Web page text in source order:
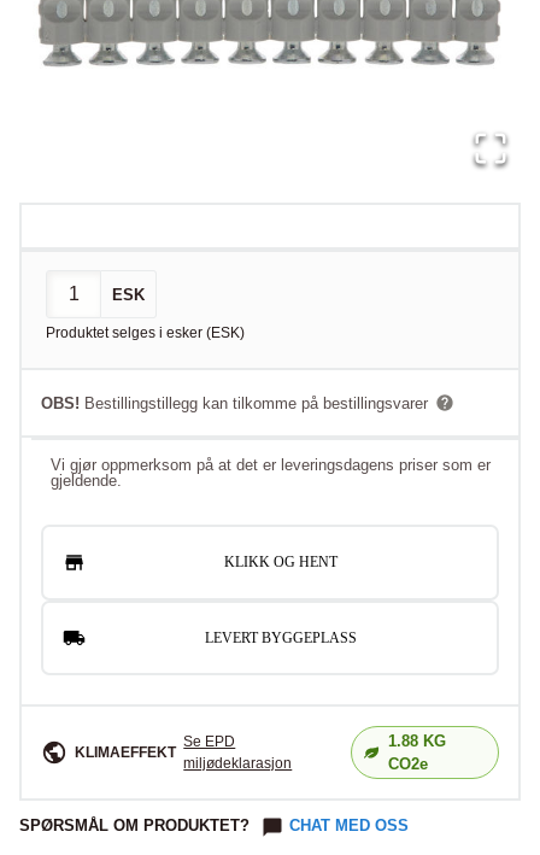
ESK
Produktet selges i esker (ESK)
OBS! Bestillingstillegg kan tilkomme på bestillingsvarer
Vi gjør oppmerksom på at det er leveringsdagens priser som er
gjeldende.
KLIKK OG HENT
LEVERT BYGGEPLASS
KLIMAEFFEKT
Se EPD
miljødeklarasjon
1.88KG
CO2e
SPØRSMÅL OM PRODUKTET? CHAT MED OSS